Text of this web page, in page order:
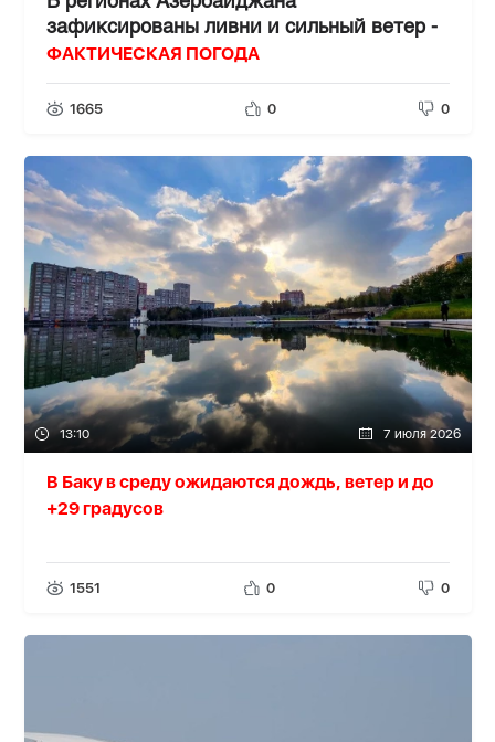
зафиксированы ливни и сильный ветер -
ФАКТИЧЕСКАЯ ПОГОДА
1665 0 0
13:10 7 июля 2026
В Баку в среду ожидаются дождь, ветер и до
+29 градусов
1551 0 0